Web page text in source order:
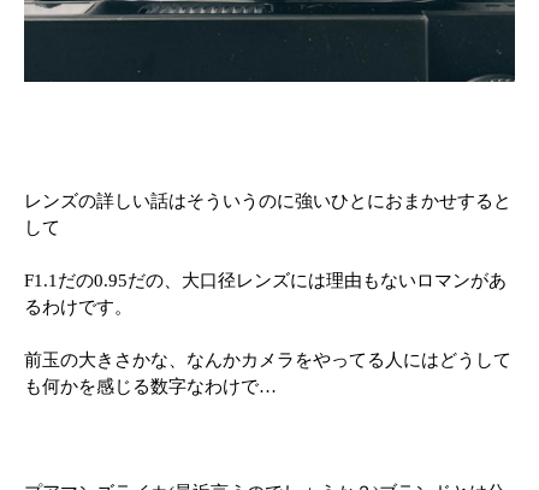
レンズの詳しい話はそういうのに強いひとにおまかせすると
して
F1.1だの0.95だの、大口径レンズには理由もないロマンがあ
るわけです。
前玉の大きさかな、なんかカメラをやってる人にはどうして
も何かを感じる数字なわけで…